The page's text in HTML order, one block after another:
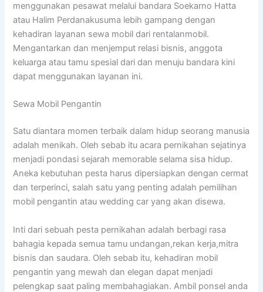
menggunakan pesawat melalui bandara Soekarno Hatta
atau Halim Perdanakusuma lebih gampang dengan
kehadiran layanan sewa mobil dari rentalanmobil.
Mengantarkan dan menjemput relasi bisnis, anggota
keluarga atau tamu spesial dari dan menuju bandara kini
dapat menggunakan layanan ini.
Sewa Mobil Pengantin
Satu diantara momen terbaik dalam hidup seorang manusia
adalah menikah. Oleh sebab itu acara pernikahan sejatinya
menjadi pondasi sejarah memorable selama sisa hidup.
Aneka kebutuhan pesta harus dipersiapkan dengan cermat
dan terperinci, salah satu yang penting adalah pemilihan
mobil pengantin atau wedding car yang akan disewa.
Inti dari sebuah pesta pernikahan adalah berbagi rasa
bahagia kepada semua tamu undangan,rekan kerja,mitra
bisnis dan saudara. Oleh sebab itu, kehadiran mobil
pengantin yang mewah dan elegan dapat menjadi
pelengkap saat paling membahagiakan. Ambil ponsel anda